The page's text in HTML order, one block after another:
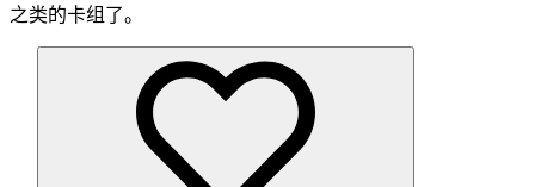
之类的卡组了。